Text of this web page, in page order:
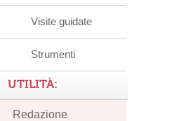
Visite guidate
Strumenti
UTILITÀ:
Redazione